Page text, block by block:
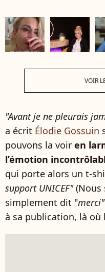
VOIR
"Avant je ne pleurais
a écrit Élodie Gossuin
pouvons la voir en
l’émotion
qui porte alors un t-
support UNICEF"(Nous
simplement dit "merci"
à sa publication, là